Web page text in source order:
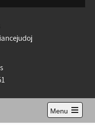
jitsu
Menu
Open